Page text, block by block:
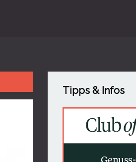
Tipps & Infos